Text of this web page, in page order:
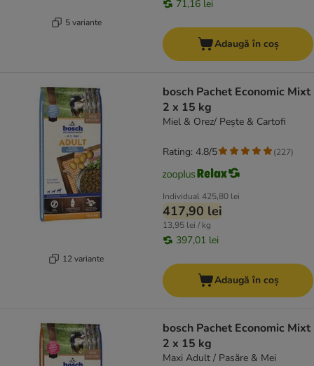
5 variante
71,16 lei
Adaugă în coș
12 variante
bosch Pachet Economic Mixt
2 x 15 kg
Miel & Orez/ Pește & Cartofi
Individual425,80 lei
417,90 lei
13,95 lei / kg
397,01 lei
Rating: 4.8/5 (227)
Adaugă în coș
bosch Pachet Economic Mixt
2 x 15 kg
Maxi Adult / Pasăre & Mei